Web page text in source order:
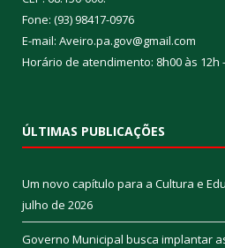
Fone: (93) 98417-0976
E-mail: Aveiro.pa.gov@gmail.com
Horário de atendimento: 8h00 às 12h
ÚLTIMAS PUBLICAÇÕES
Um novo capítulo para a Cultura e
julho de 2026
Governo Municipal busca implantar